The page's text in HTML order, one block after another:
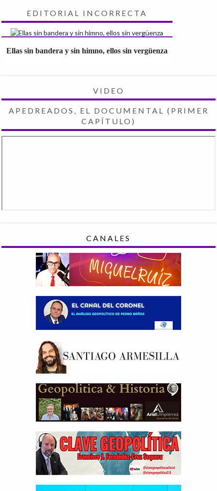
EDITORIAL INCORRECTA
Ellas sin bandera y sin himno, ellos sin vergüenza
VIDEO
APEDREADOS, EL DOCUMENTAL (PRIMER
CAPÍTULO)
CANALES